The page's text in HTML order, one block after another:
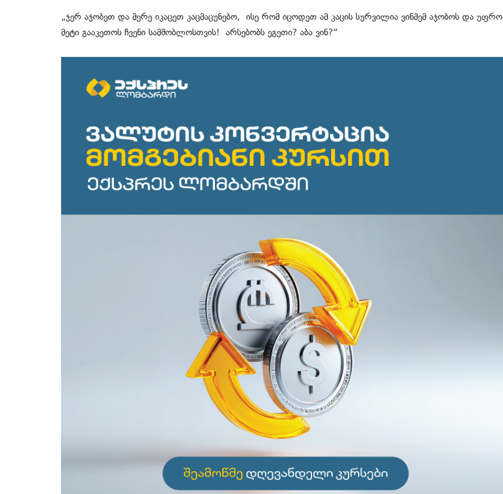
„ჯერ აჯობეთ და მერე იკაცეთ კაცმაცუნებო, ისე რომ იცოდეთ ამ კაცის სურვილია ვინმემ აჯობოს და უფრო
მეტი გააკეთოს ჩვენი სამშობლოსთვის! არსებობს ეგეთი? აბა ვინ?”